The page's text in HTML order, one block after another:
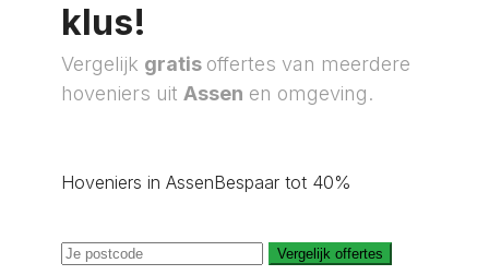
klus!
Vergelijk gratis offertes van meerdere
hoveniers uit Assen en omgeving.
Hoveniers in AssenBespaar tot 40%
Vergelijk offertes